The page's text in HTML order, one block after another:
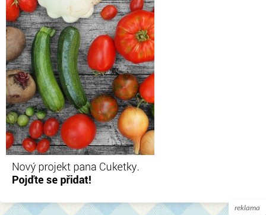
reklama